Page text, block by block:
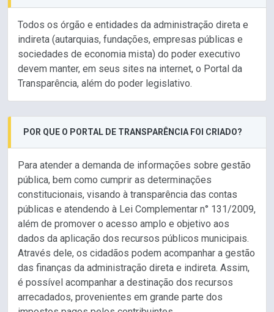
Todos os órgão e entidades da administração direta e
indireta (autarquias, fundações, empresas públicas e
sociedades de economia mista) do poder executivo
devem manter, em seus sites na internet, o Portal da
Transparência, além do poder legislativo.
POR QUE O PORTAL DE TRANSPARÊNCIA FOI CRIADO?
Para atender a demanda de informações sobre gestão
pública, bem como cumprir as determinações
constitucionais, visando à transparência das contas
públicas e atendendo à Lei Complementar n° 131/2009,
além de promover o acesso amplo e objetivo aos
dados da aplicação dos recursos públicos municipais.
Através dele, os cidadãos podem acompanhar a gestão
das finanças da administração direta e indireta. Assim,
é possível acompanhar a destinação dos recursos
arrecadados, provenientes em grande parte dos